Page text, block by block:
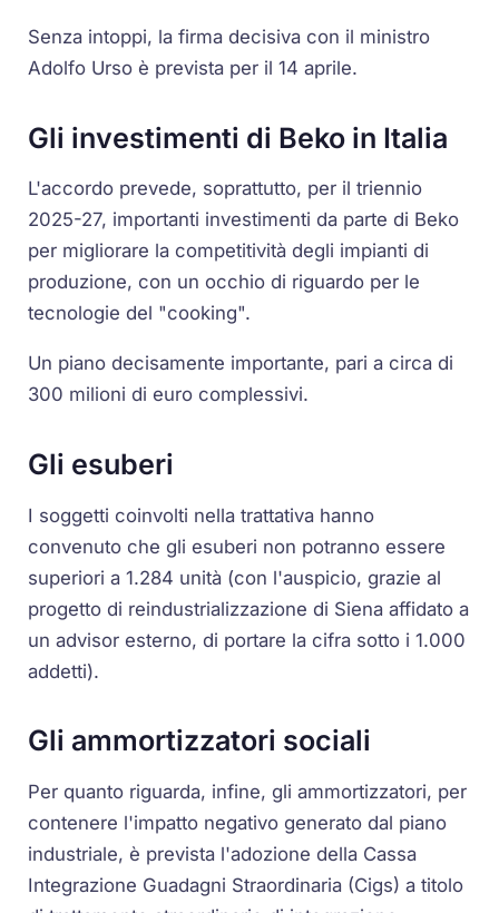
Senza intoppi, la firma decisiva con il ministro
Adolfo Urso è prevista per il 14 aprile.
Gli investimenti di Beko in Italia
L'accordo prevede, soprattutto, per il triennio
2025-27, importanti investimenti da parte di Beko
per migliorare la competitività degli impianti di
produzione, con un occhio di riguardo per le
tecnologie del "cooking".
Un piano decisamente importante, pari a circa di
300 milioni di euro complessivi.
Gli esuberi
I soggetti coinvolti nella trattativa hanno
convenuto che gli esuberi non potranno essere
superiori a 1.284 unità (con l'auspicio, grazie al
progetto di reindustrializzazione di Siena affidato a
un advisor esterno, di portare la cifra sotto i 1.000
addetti).
Gli ammortizzatori sociali
Per quanto riguarda, infine, gli ammortizzatori, per
contenere l'impatto negativo generato dal piano
industriale, è prevista l'adozione della Cassa
Integrazione Guadagni Straordinaria (Cigs) a titolo